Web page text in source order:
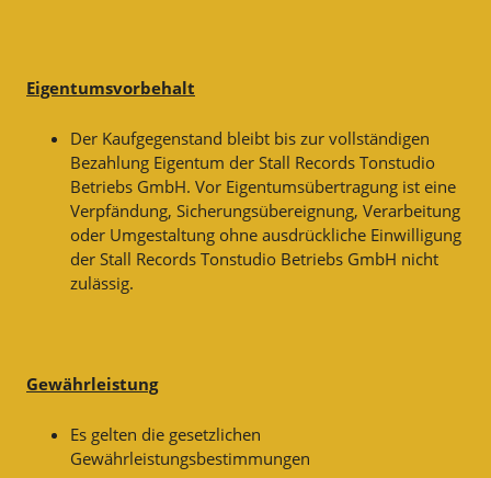
Eigentumsvorbehalt
Der Kaufgegenstand bleibt bis zur vollständigen
Bezahlung Eigentum der Stall Records Tonstudio
Betriebs GmbH. Vor Eigentumsübertragung ist eine
Verpfändung, Sicherungsübereignung, Verarbeitung
oder Umgestaltung ohne ausdrückliche Einwilligung
der Stall Records Tonstudio Betriebs GmbH nicht
zulässig.
Gewährleistung
Es gelten die gesetzlichen
Gewährleistungsbestimmungen